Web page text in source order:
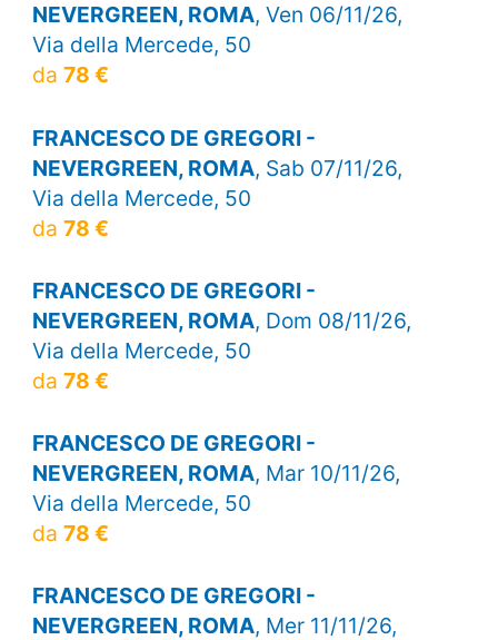
NEVERGREEN, ROMA, Ven 06/11/26,
Via della Mercede, 50
da 78 €
FRANCESCO DE GREGORI -
NEVERGREEN, ROMA, Sab 07/11/26,
Via della Mercede, 50
da 78 €
FRANCESCO DE GREGORI -
NEVERGREEN, ROMA, Dom 08/11/26,
Via della Mercede, 50
da 78 €
FRANCESCO DE GREGORI -
NEVERGREEN, ROMA, Mar 10/11/26,
Via della Mercede, 50
da 78 €
FRANCESCO DE GREGORI -
NEVERGREEN, ROMA, Mer 11/11/26,